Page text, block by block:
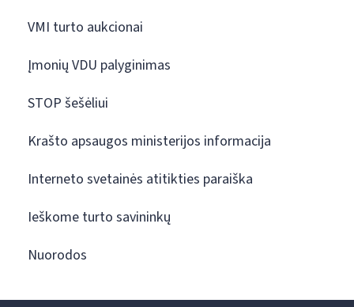
VMI turto aukcionai
Įmonių VDU palyginimas
STOP šešėliui
Krašto apsaugos ministerijos informacija
Interneto svetainės atitikties paraiška
Ieškome turto savininkų
Nuorodos